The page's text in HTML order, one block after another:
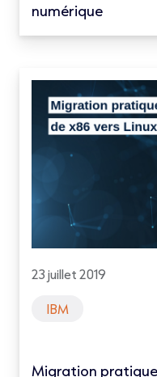
numérique
23 juillet 2019
IBM
Migration